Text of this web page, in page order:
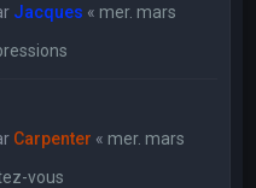
Jacques « mer. mars
Carpenter « mer. mars
vous